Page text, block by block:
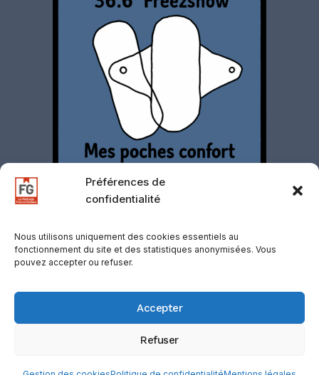
Préférences de
confidentialité
Nous utilisons uniquement des cookies essentiels au
fonctionnement du site et des statistiques anonymisées. Vous
pouvez accepter ou refuser.
Accepter
Refuser
confidentialité·CGV·CGU·Gestion des
Retours·Support
d’affiliation